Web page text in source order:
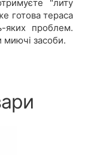
"литу
готова тераса
яких проблем.
миючі засоби.